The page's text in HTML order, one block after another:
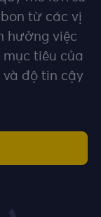
từ các vị
hưởng việc
tiêu của
và độ tin cậy